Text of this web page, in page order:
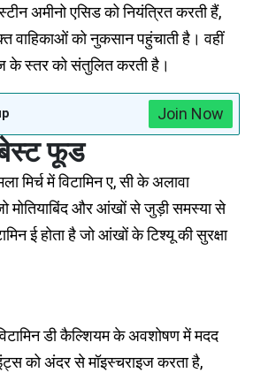
अमीनो एसिड को नियंत्रित करती हैं,
वाहिकाओं को नुकसान पहुंचाती है। वहीं
के स्तर को संतुलित करती है।
Join Now
फूड
मिर्च में विटामिन ए, सी के अलावा
मोतियाबिंद और आंखों से जुड़ी समस्या से
ई होता है जो आंखों के टिश्यू की सुरक्षा
डी कैल्शियम के अवशोषण में मदद
को अंदर से मॉइस्चराइज करता है,